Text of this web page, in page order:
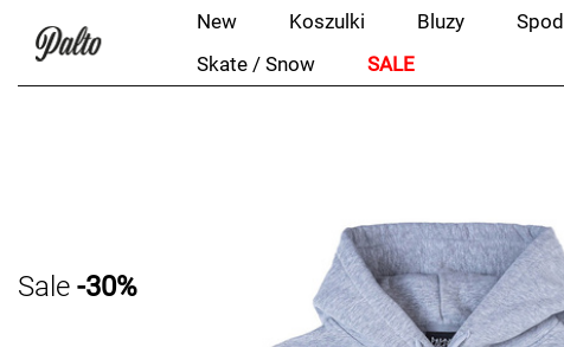
New Koszulki Bluzy
Skate / Snow
SALE
Sale -30%